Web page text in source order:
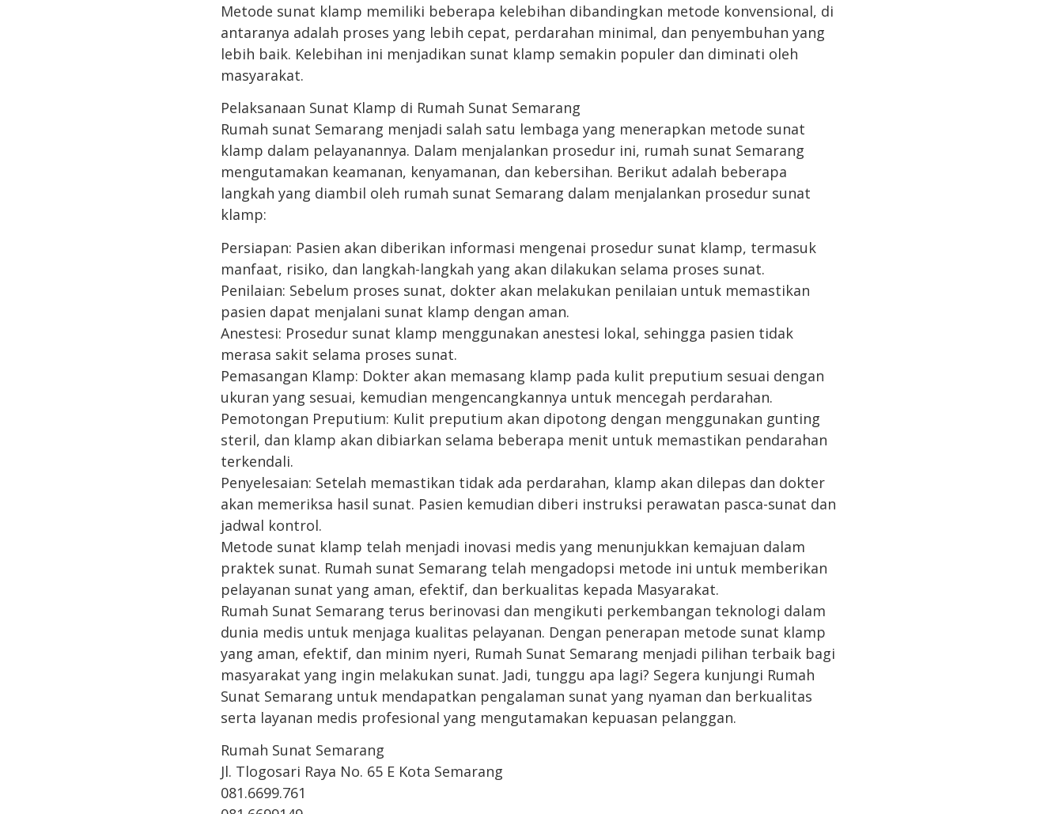
Metode sunat klamp memiliki beberapa kelebihan dibandingkan metode konvensional, di
antaranya adalah proses yang lebih cepat, perdarahan minimal, dan penyembuhan yang
lebih baik. Kelebihan ini menjadikan sunat klamp semakin populer dan diminati oleh
masyarakat.
Pelaksanaan Sunat Klamp di Rumah Sunat Semarang
Rumah sunat Semarang menjadi salah satu lembaga yang menerapkan metode sunat
klamp dalam pelayanannya. Dalam menjalankan prosedur ini, rumah sunat Semarang
mengutamakan keamanan, kenyamanan, dan kebersihan. Berikut adalah beberapa
langkah yang diambil oleh rumah sunat Semarang dalam menjalankan prosedur sunat
klamp:
Persiapan: Pasien akan diberikan informasi mengenai prosedur sunat klamp, termasuk
manfaat, risiko, dan langkah-langkah yang akan dilakukan selama proses sunat.
Penilaian: Sebelum proses sunat, dokter akan melakukan penilaian untuk memastikan
pasien dapat menjalani sunat klamp dengan aman.
Anestesi: Prosedur sunat klamp menggunakan anestesi lokal, sehingga pasien tidak
merasa sakit selama proses sunat.
Pemasangan Klamp: Dokter akan memasang klamp pada kulit preputium sesuai dengan
ukuran yang sesuai, kemudian mengencangkannya untuk mencegah perdarahan.
Pemotongan Preputium: Kulit preputium akan dipotong dengan menggunakan gunting
steril, dan klamp akan dibiarkan selama beberapa menit untuk memastikan pendarahan
terkendali.
Penyelesaian: Setelah memastikan tidak ada perdarahan, klamp akan dilepas dan dokter
akan memeriksa hasil sunat. Pasien kemudian diberi instruksi perawatan pasca-sunat dan
jadwal kontrol.
Metode sunat klamp telah menjadi inovasi medis yang menunjukkan kemajuan dalam
praktek sunat. Rumah sunat Semarang telah mengadopsi metode ini untuk memberikan
pelayanan sunat yang aman, efektif, dan berkualitas kepada Masyarakat.
Rumah Sunat Semarang terus berinovasi dan mengikuti perkembangan teknologi dalam
dunia medis untuk menjaga kualitas pelayanan. Dengan penerapan metode sunat klamp
yang aman, efektif, dan minim nyeri, Rumah Sunat Semarang menjadi pilihan terbaik bagi
masyarakat yang ingin melakukan sunat. Jadi, tunggu apa lagi? Segera kunjungi Rumah
Sunat Semarang untuk mendapatkan pengalaman sunat yang nyaman dan berkualitas
serta layanan medis profesional yang mengutamakan kepuasan pelanggan.
Rumah Sunat Semarang
Jl. Tlogosari Raya No. 65 E Kota Semarang
081.6699.761